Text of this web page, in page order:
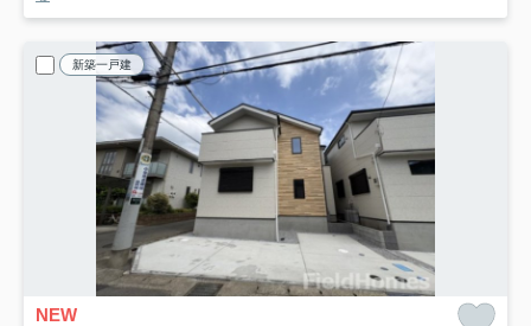
新築一戸建
NEW